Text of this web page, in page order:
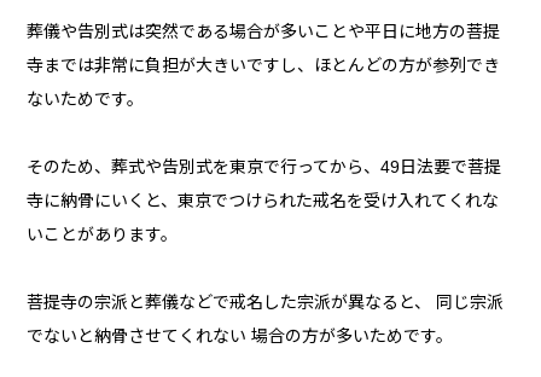
葬儀や告別式は突然である場合が多いことや平日に地方の菩提
寺までは非常に負担が大きいですし、ほとんどの方が参列でき
ないためです。
そのため、葬式や告別式を東京で行ってから、49日法要で菩提
寺に納骨にいくと、東京でつけられた戒名を受け入れてくれな
いことがあります。
菩提寺の宗派と葬儀などで戒名した宗派が異なると、 同じ宗派
でないと納骨させてくれない 場合の方が多いためです。